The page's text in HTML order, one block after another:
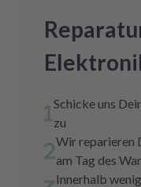
Schicke uns
zu
Wir reparieren
am Tag des
Innerhalb